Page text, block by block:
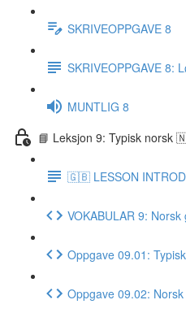
SKRIVEOPPGAVE 8
SKRIVEOPPGAVE 8:
MUNTLIG 8
📘 Leksjon 9: Typisk
🇬🇧 LESSON
VOKABULAR 9:
Oppgave 09.01:
Oppgave 09.02: